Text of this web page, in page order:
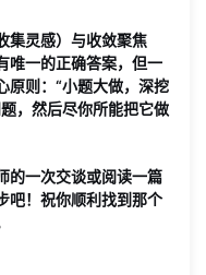
集灵感）与收敛聚焦
唯一的正确答案，但一
则： “小题大做，深挖
，然后尽你所能把它做
的一次交谈或阅读一篇
吧！祝你顺利找到那个